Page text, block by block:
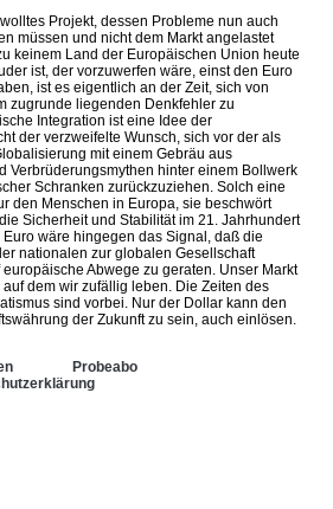
Projekt, dessen Probleme nun auch
müssen und nicht dem Markt angelastet
keinem Land der Europäischen Union heute
ist, der vorzuwerfen wäre, einst den Euro
ist es eigentlich an der Zeit, sich von
zugrunde liegenden Denkfehler zu
Integration ist eine Idee der
der verzweifelte Wunsch, sich vor der als
mit einem Gebräu aus
Verbrüderungsmythen hinter einem Bollwerk
Schranken zurückzuziehen. Solch eine
den Menschen in Europa, sie beschwört
Sicherheit und Stabilität im 21. Jahrhundert
wäre hingegen das Signal, daß die
nationalen zur globalen Gesellschaft
Abwege zu geraten. Unser Markt
dem wir zufällig leben. Die Zeiten des
sind vorbei. Nur der Dollar kann den
der Zukunft zu sein, auch einlösen.
Probeabo